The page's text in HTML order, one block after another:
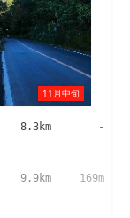
11月中旬
8.3km -
9.9km 169m